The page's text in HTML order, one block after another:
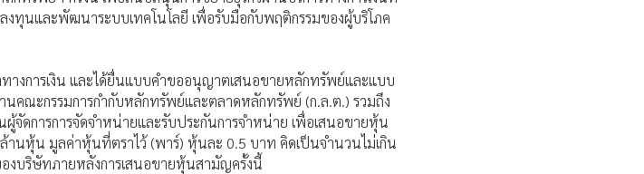
ทุนและพัฒนาระบบเทคโนโลยี เพื่อรับมือกับพฤติกรรมของผู้บริโภค
างการเงิน และได้ยื่นแบบคำขออนุญาตเสนอขายหลักทรัพย์และแบบ
คณะกรรมการกำกับหลักทรัพย์และตลาดหลักทรัพย์ (ก.ล.ต.) รวมถึง
ดการการจัดจำหน่ายและรับประกันการจำหน่าย เพื่อเสนอขายหุ้น
านหุ้น มูลค่าหุ้นที่ตราไว้ (พาร์) หุ้นละ 0.5 บาท คิดเป็นจำนวนไม่เกิน
บริษัทภายหลังการเสนอขายหุ้นสามัญครั้งนี้